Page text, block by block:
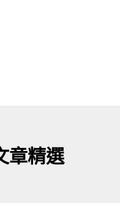
章精選